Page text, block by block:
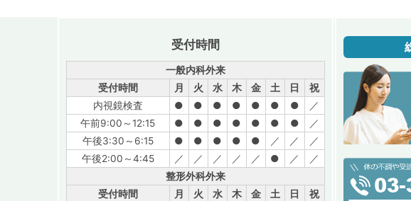
受付時間
一般内科外来
受付時間
月 火 水 木 金 土 日
祝
内視鏡検査
● ● ● ● ● ● ●
／
午前9:00～12:15
● ● ● ● ● ● ●
／
午後3:30～6:15
● ● ● ● ● ／ ／
／
午後2:00～4:45
／ ／ ／ ／ ／ ● ／
／
整形外科外来
受付時間
月 火 水 木 金 土 日
祝